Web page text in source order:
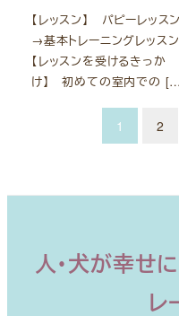
【レッスン】 パピーレッスン
→基本トレーニングレッスン
【レッスンを受けるきっか
け】 初めての室内での
の
ー
1 2
人・犬が幸せ
レ